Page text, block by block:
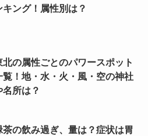
キング！属性別は？
北の属性ごとのパワースポット
覧！地・水・火・風・空の神社
名所は？
茶の飲み過ぎ、量は？症状は胃